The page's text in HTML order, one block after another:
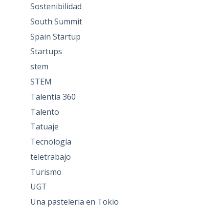
Sostenibilidad
South Summit
Spain Startup
Startups
stem
STEM
Talentia 360
Talento
Tatuaje
Tecnología
teletrabajo
Turismo
UGT
Una pasteleria en Tokio